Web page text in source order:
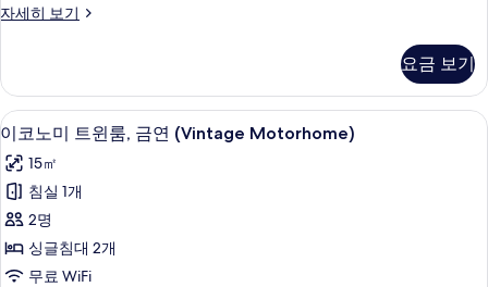
모
기
자세히 보기
Standard
세
히
보
기
요금 보기
이
코
노
미
트
윈
이코노미 트윈룸, 금연 (Vintage
5
이코노미 트윈룸, 금연 (Vintage Motorhome)
15㎡
침실 1개
2명
싱글침대 2개
무료 WiFi